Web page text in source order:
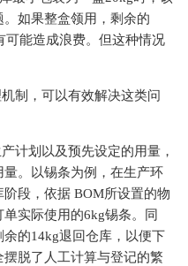
如果整盒领用，剩余的
可能造成浪费。但这种情况
制，可以有效解决这类问
计划以及预先设定的用量，
。以锡条为例，在生产环
段，依据 BOM所设置的物
实际使用的6kg锡条。同
的14kg退回仓库，以便下
脱了人工计算与登记的繁